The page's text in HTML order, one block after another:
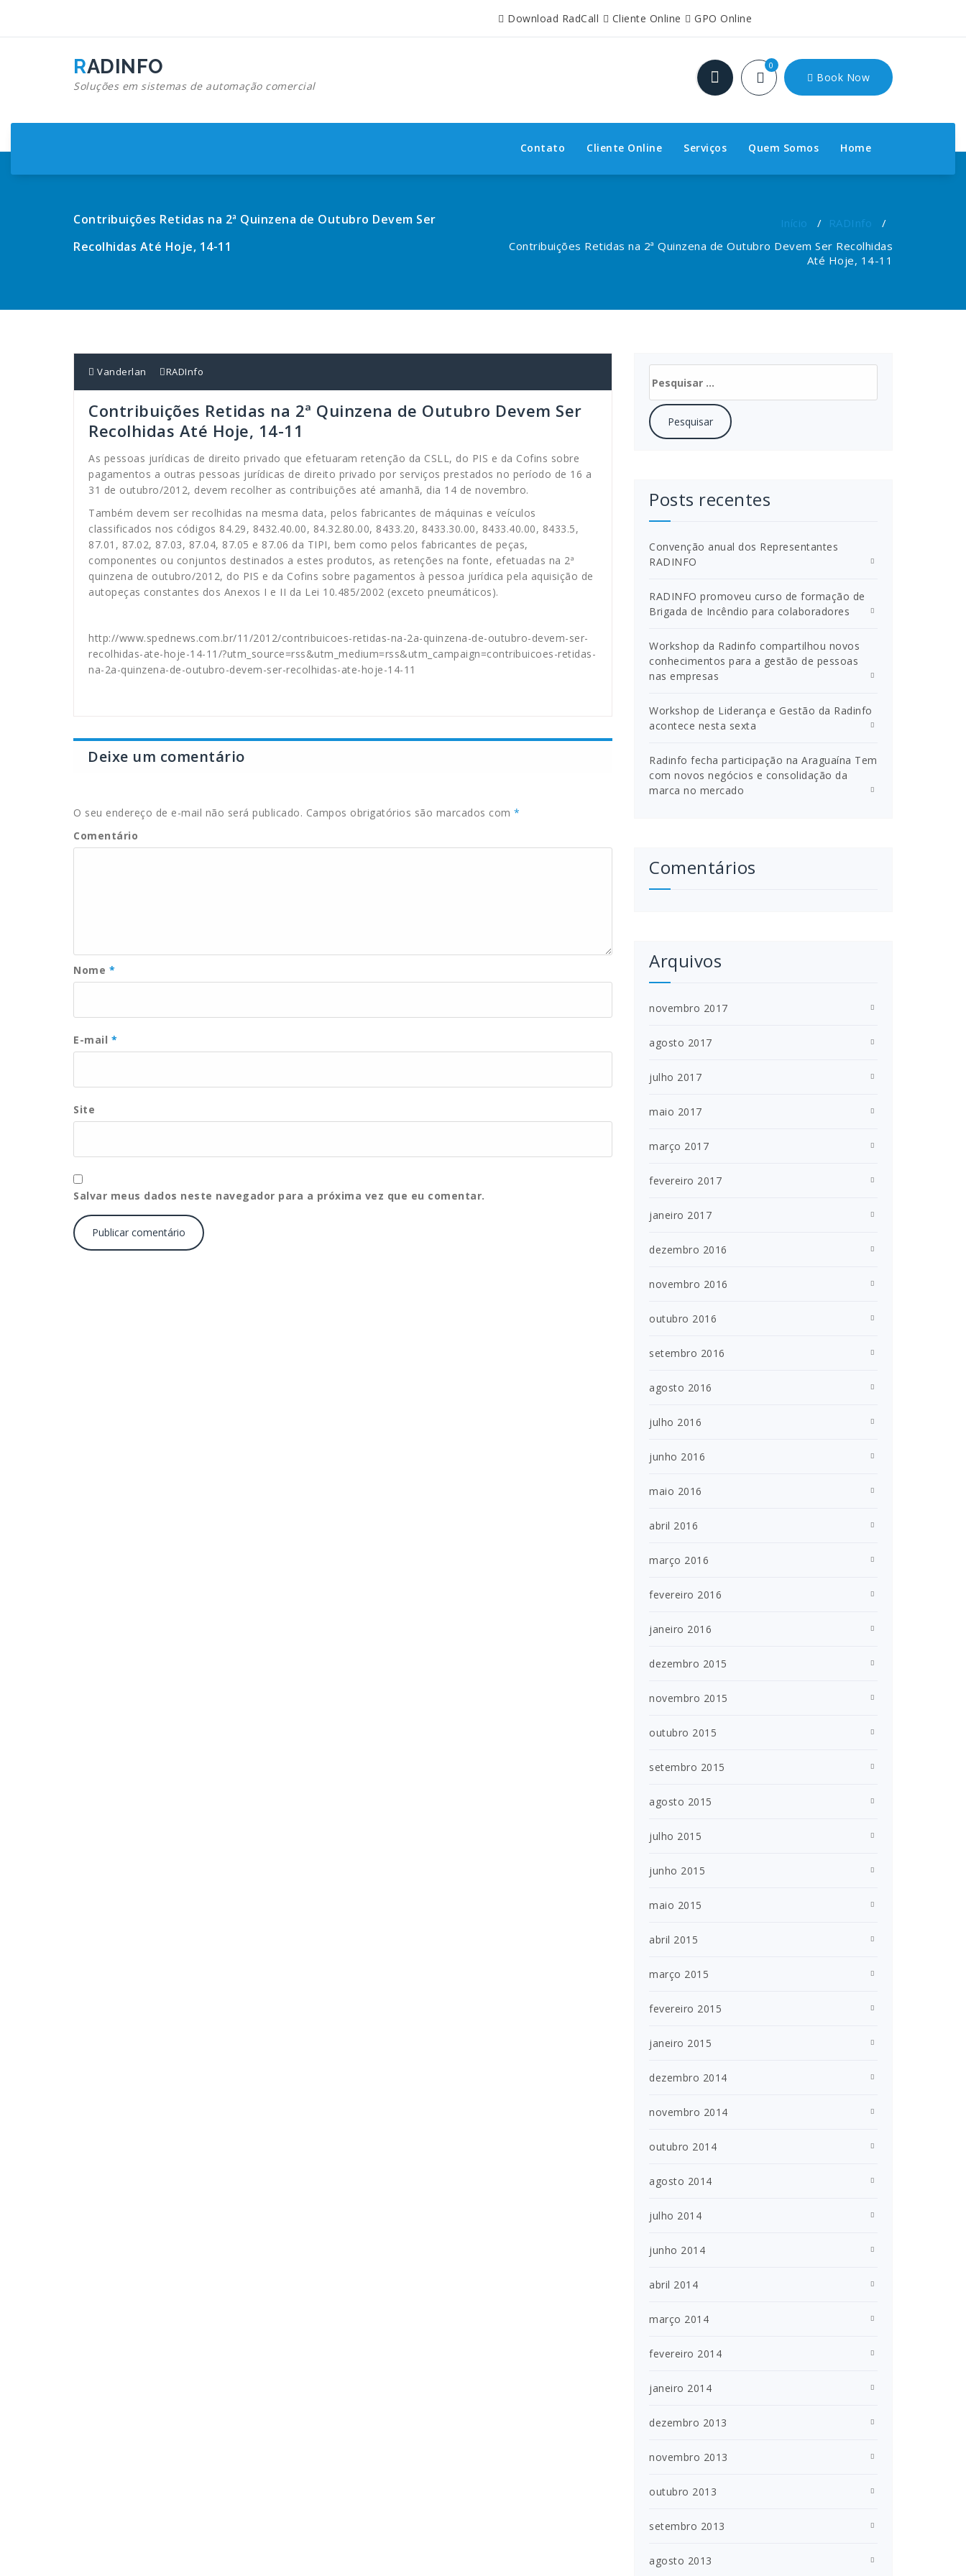
o
Download RadCall Cliente Online GPO Online
RADINFO
Soluções em sistemas de automação comercial
0
Book Now
Home
Quem Somos
Serviços
Cliente Online
Contato
Contribuições Retidas na 2ª Quinzena de Outubro Devem Ser
Recolhidas Até Hoje, 14-11
Início / RADInfo /
Contribuições Retidas na 2ª Quinzena de Outubro Devem Ser Recolhidas
Até Hoje, 14-11
Vanderlan RADInfo
Contribuições Retidas na 2ª Quinzena de Outubro Devem Ser
Recolhidas Até Hoje, 14-11
As pessoas jurídicas de direito privado que efetuaram retenção da CSLL, do PIS e da Cofins sobre
pagamentos a outras pessoas jurídicas de direito privado por serviços prestados no período de 16 a
31 de outubro/2012, devem recolher as contribuições até amanhã, dia 14 de novembro.
Também devem ser recolhidas na mesma data, pelos fabricantes de máquinas e veículos
classificados nos códigos 84.29, 8432.40.00, 84.32.80.00, 8433.20, 8433.30.00, 8433.40.00, 8433.5,
87.01, 87.02, 87.03, 87.04, 87.05 e 87.06 da TIPI, bem como pelos fabricantes de peças,
componentes ou conjuntos destinados a estes produtos, as retenções na fonte, efetuadas na 2ª
quinzena de outubro/2012, do PIS e da Cofins sobre pagamentos à pessoa jurídica pela aquisição de
autopeças constantes dos Anexos I e II da Lei 10.485/2002 (exceto pneumáticos).
http://www.spednews.com.br/11/2012/contribuicoes-retidas-na-2a-quinzena-de-outubro-devem-ser-
recolhidas-ate-hoje-14-11/?utm_source=rss&utm_medium=rss&utm_campaign=contribuicoes-retidas-
na-2a-quinzena-de-outubro-devem-ser-recolhidas-ate-hoje-14-11
Deixe um comentário
O seu endereço de e-mail não será publicado. Campos obrigatórios são marcados com *
Comentário
Nome *
E-mail *
Site
Salvar meus dados neste navegador para a próxima vez que eu comentar.
por:
Posts recentes
Convenção anual dos Representantes
RADINFO
RADINFO promoveu curso de formação de
Brigada de Incêndio para colaboradores
Workshop da Radinfo compartilhou novos
conhecimentos para a gestão de pessoas
nas empresas
Workshop de Liderança e Gestão da Radinfo
acontece nesta sexta
Radinfo fecha participação na Araguaína Tem
com novos negócios e consolidação da
marca no mercado
Comentários
Arquivos
novembro 2017
agosto 2017
julho 2017
maio 2017
março 2017
fevereiro 2017
janeiro 2017
dezembro 2016
novembro 2016
outubro 2016
setembro 2016
agosto 2016
julho 2016
junho 2016
maio 2016
abril 2016
março 2016
fevereiro 2016
janeiro 2016
dezembro 2015
novembro 2015
outubro 2015
setembro 2015
agosto 2015
julho 2015
junho 2015
maio 2015
abril 2015
março 2015
fevereiro 2015
janeiro 2015
dezembro 2014
novembro 2014
outubro 2014
agosto 2014
julho 2014
junho 2014
abril 2014
março 2014
fevereiro 2014
janeiro 2014
dezembro 2013
novembro 2013
outubro 2013
setembro 2013
agosto 2013